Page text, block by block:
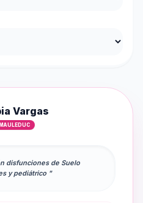
Vargas
disfunciones de Suelo
y pediátrico "